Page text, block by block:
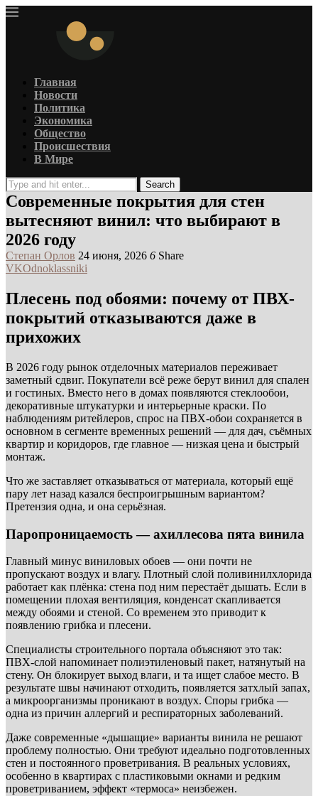
Главная
Новости
Политика
Экономика
Общество
Происшествия
В Мире
Search
Современные покрытия для стен
вытесняют винил: что выбирают в
2026 году
Степан Орлов 24 июня, 2026 6 Share
VKOdnoklassniki
Плесень под обоями: почему от ПВХ-
покрытий отказываются даже в
прихожих
В 2026 году рынок отделочных материалов переживает
заметный сдвиг. Покупатели всё реже берут винил для спален
и гостиных. Вместо него в домах появляются стеклообои,
декоративные штукатурки и интерьерные краски. По
наблюдениям ритейлеров, спрос на ПВХ-обои сохраняется в
основном в сегменте временных решений — для дач, съёмных
квартир и коридоров, где главное — низкая цена и быстрый
монтаж.
Что же заставляет отказываться от материала, который ещё
пару лет назад казался беспроигрышным вариантом?
Претензия одна, и она серьёзная.
Паропроницаемость — ахиллесова пята винила
Главный минус виниловых обоев — они почти не
пропускают воздух и влагу. Плотный слой поливинилхлорида
работает как плёнка: стена под ним перестаёт дышать. Если в
помещении плохая вентиляция, конденсат скапливается
между обоями и стеной. Со временем это приводит к
появлению грибка и плесени.
Специалисты строительного портала объясняют это так:
ПВХ-слой напоминает полиэтиленовый пакет, натянутый на
стену. Он блокирует выход влаги, и та ищет слабое место. В
результате швы начинают отходить, появляется затхлый запах,
а микроорганизмы проникают в воздух. Споры грибка —
одна из причин аллергий и респираторных заболеваний.
Даже современные «дышащие» варианты винила не решают
проблему полностью. Они требуют идеально подготовленных
стен и постоянного проветривания. В реальных условиях,
особенно в квартирах с пластиковыми окнами и редким
проветриванием, эффект «термоса» неизбежен.